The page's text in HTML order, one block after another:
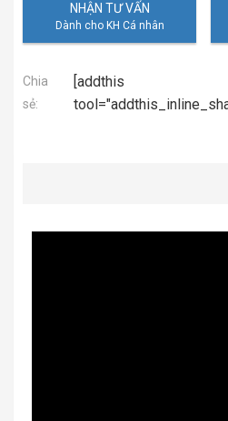
NHẬN TƯ VẤN
Chia
sẻ:
[addthis